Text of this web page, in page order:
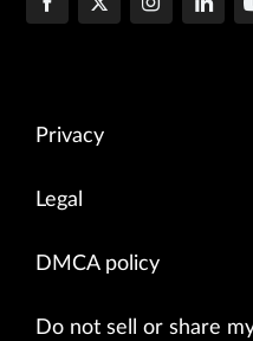
Privacy
Legal
DMCA policy
Do not sell or share